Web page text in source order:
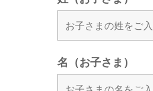
名（お子さま）